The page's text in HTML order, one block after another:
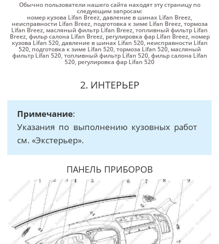
Обычно пользователи нашего сайта находят эту страницу по
следующим запросам:
номер кузова Lifan Breez,давление в шинах Lifan Breez,
неисправности Lifan Breez, подготовка к зиме Lifan Breez,тормоза
Lifan Breez, масляный фильтр Lifan Breez,топливный фильтр Lifan
Breez,фильр салона Lifan Breez, регулировка фар Lifan Breez,номер
кузова Lifan 520,давление в шинах Lifan 520,неисправности Lifan
520, подготовка к зиме Lifan 520,тормоза Lifan 520, масляный
фильтр Lifan 520,топливный фильтр Lifan 520,фильр салона Lifan
520, регулировка фар Lifan 520
2. ИНТЕРЬЕР
Примечание:
Указания по выполнению кузовных работ
см. «Экстерьер».
ПАНЕЛЬ ПРИБОРОВ